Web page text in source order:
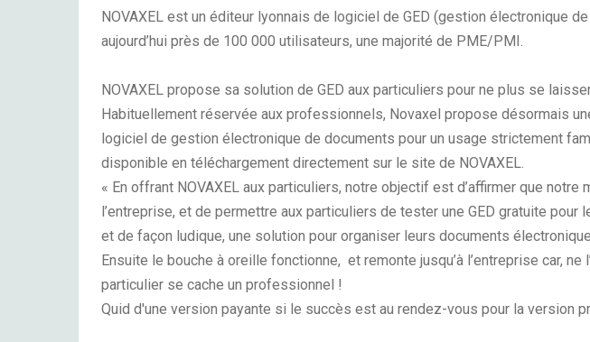
NOVAXEL est un éditeur lyonnais de logiciel de GED (gestion électronique
aujourd’hui près de 100 000 utilisateurs, une majorité de PME/PMI.
NOVAXEL propose sa solution de GED aux particuliers pour ne plus se
Habituellement réservée aux professionnels, Novaxel propose désormais
logiciel de gestion électronique de documents pour un usage strictement
disponible en téléchargement directement sur le site de NOVAXEL.
« En offrant NOVAXEL aux particuliers, notre objectif est d’affirmer que notre
l’entreprise, et de permettre aux particuliers de tester une GED gratuite pour
et de façon ludique, une solution pour organiser leurs documents
Ensuite le bouche à oreille fonctionne, et remonte jusqu’à l’entreprise car, ne
particulier se cache un professionnel !
Quid d'une version payante si le succès est au rendez-vous pour la version